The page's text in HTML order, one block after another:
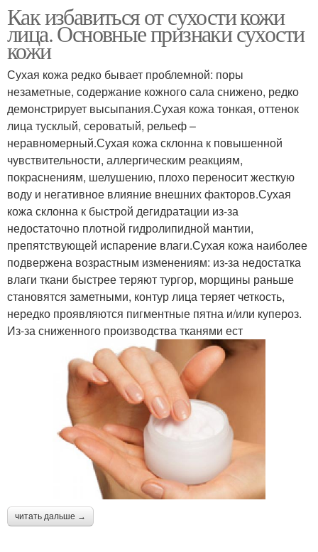
Как избавиться от сухости кожи
лица. Основные признаки сухости
кожи
Сухая кожа редко бывает проблемной: поры
незаметные, содержание кожного сала снижено, редко
демонстрирует высыпания.Сухая кожа тонкая, оттенок
лица тусклый, сероватый, рельеф –
неравномерный.Сухая кожа склонна к повышенной
чувствительности, аллергическим реакциям,
покраснениям, шелушению, плохо переносит жесткую
воду и негативное влияние внешних факторов.Сухая
кожа склонна к быстрой дегидратации из-за
недостаточно плотной гидролипидной мантии,
препятствующей испарение влаги.Сухая кожа наиболее
подвержена возрастным изменениям: из-за недостатка
влаги ткани быстрее теряют тургор, морщины раньше
становятся заметными, контур лица теряет четкость,
нередко проявляются пигментные пятна и/или купероз.
Из-за сниженного производства тканями ест
читать дальше →